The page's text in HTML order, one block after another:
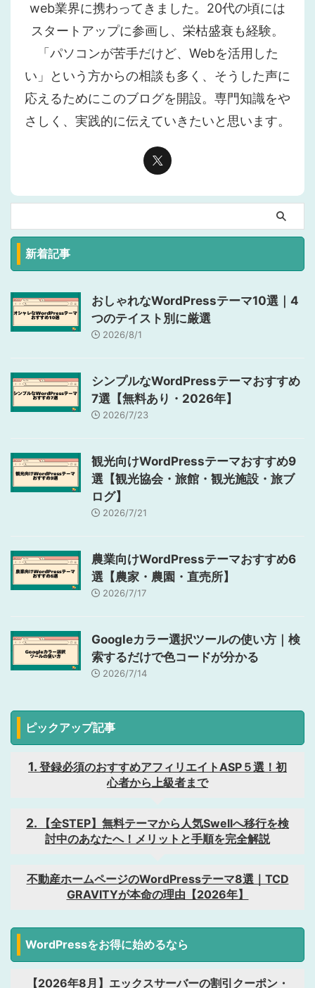
web業界に携わってきました。20代の頃には
スタートアップに参画し、栄枯盛衰も経験。
「パソコンが苦手だけど、Webを活用した
い」という方からの相談も多く、そうした声に
応えるためにこのブログを開設。専門知識をや
さしく、実践的に伝えていきたいと思います。
新着記事
おしゃれなWordPressテーマ10選｜4
つのテイスト別に厳選
2026/8/1
シンプルなWordPressテーマおすすめ
7選【無料あり・2026年】
2026/7/23
観光向けWordPressテーマおすすめ9
選【観光協会・旅館・観光施設・旅ブ
ログ】
2026/7/21
農業向けWordPressテーマおすすめ6
選【農家・農園・直売所】
2026/7/17
Googleカラー選択ツールの使い方｜検
索するだけで色コードが分かる
2026/7/14
ピックアップ記事
登録必須のおすすめアフィリエイトASP５選！初
心者から上級者まで
【全STEP】無料テーマから人気Swellへ移行を検
討中のあなたへ！メリットと手順を完全解説
不動産ホームページのWordPressテーマ8選｜TCD
GRAVITYが本命の理由【2026年】
WordPressをお得に始めるなら
【2026年8月】エックスサーバーの割引クーポン・